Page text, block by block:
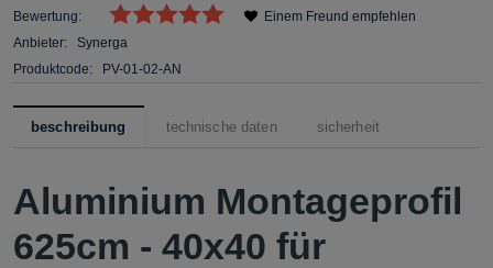
Bewertung:
Anbieter:
Synerga
Produktcode:
PV-01-02-AN
Einem Freund empfehlen
beschreibung technische daten sicherheit
Aluminium Montageprofil
625cm - 40x40 für